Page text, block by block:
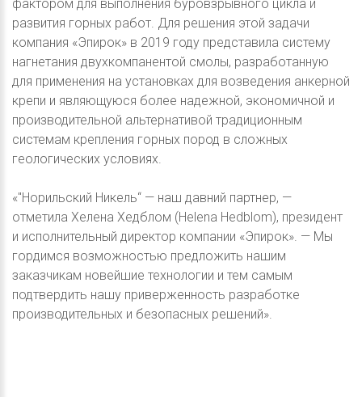
фактором для выполнения буровзрывного цикла и
развития горных работ. Для решения этой задачи
компания «Эпирок» в 2019 году представила систему
нагнетания двухкомпанентой смолы, разработанную
для применения на установках для возведения анкерной
крепи и являющуюся более надежной, экономичной и
производительной альтернативой традиционным
системам крепления горных пород в сложных
геологических условиях.
«"Норильский Никель“ — наш давний партнер, —
отметила Хелена Хедблом (Helena Hedblom), президент
и исполнительный директор компании «Эпирок». — Мы
гордимся возможностью предложить нашим
заказчикам новейшие технологии и тем самым
подтвердить нашу приверженность разработке
производительных и безопасных решений».